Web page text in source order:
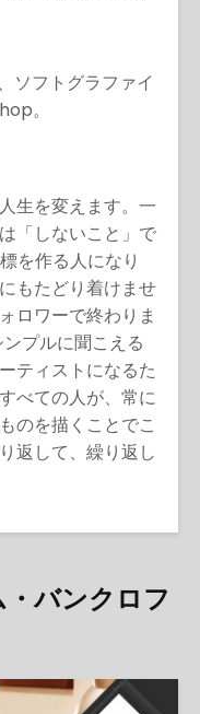
フトグラファイ
。
生を変えます。一
「しないこと」で
を作る人になり
もたどり着けませ
ロワーで終わりま
プルに聞こえる
ティストになるた
べての人が、常に
のを描くことでこ
返して、繰り返し
バンクロフ